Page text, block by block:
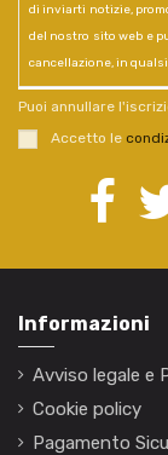
di inviarti notizie,
del nostro sito web e
cancellazione, in
Puoi annullare
Accetto le
Informazioni
Avviso legale e
Cookie policy
Pagamento